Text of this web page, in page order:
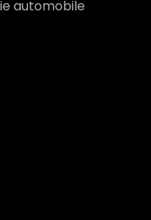
automobile